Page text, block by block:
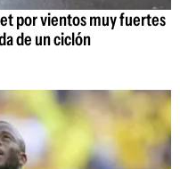
por vientos muy fuertes
de un ciclón